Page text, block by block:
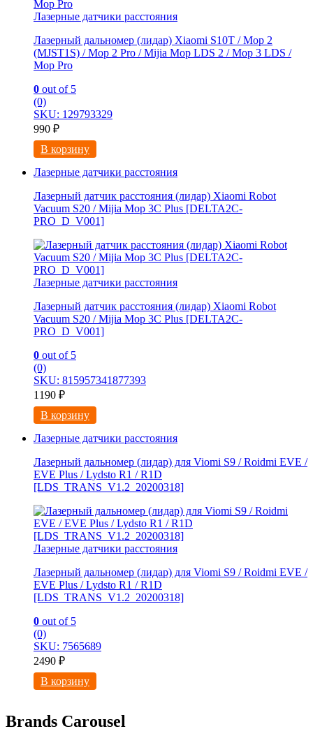
Лазерные датчики расстояния
Лазерный дальномер (лидар) Xiaomi S10T / Мoр 2
(MJSТ1S) / Mop 2 Pro / Mijia Моp LDS 2 / Мoр 3 LDS /
Мор Рrо
0 out of 5
(0)
SKU: 129793329
990 ₽
В корзину
Лазерные датчики расстояния
Лазерный датчик расстояния (лидар) Xiaomi Robot
Vacuum S20 / Mijia Mop 3С Рlus [DELTA2C-
PRO_D_V001]
Лазерные датчики расстояния
Лазерный датчик расстояния (лидар) Xiaomi Robot
Vacuum S20 / Mijia Mop 3С Рlus [DELTA2C-
PRO_D_V001]
0 out of 5
(0)
SKU: 815957341877393
1190 ₽
В корзину
Лазерные датчики расстояния
Лазерный дальномер (лидар) для Viomi S9 / Roidmi EVE /
EVE Plus / Lydsto R1 / R1D
[LDS_TRANS_V1.2_20200318]
Лазерные датчики расстояния
Лазерный дальномер (лидар) для Viomi S9 / Roidmi EVE /
EVE Plus / Lydsto R1 / R1D
[LDS_TRANS_V1.2_20200318]
0 out of 5
(0)
SKU: 7565689
2490 ₽
В корзину
Brands Carousel